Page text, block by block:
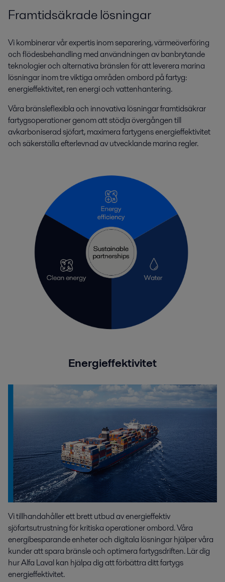
Framtidsäkrade lösningar
Vi kombinerar vår expertis inom separering, värmeöverföring
och flödesbehandling med användningen av banbrytande
teknologier och alternativa bränslen för att leverera marina
lösningar inom tre viktiga områden ombord på fartyg:
energieffektivitet, ren energi och vattenhantering.
Våra bränsleflexibla och innovativa lösningar framtidsäkrar
fartygsoperationer genom att stödja övergången till
avkarboniserad sjöfart, maximera fartygens energieffektivitet
och säkerställa efterlevnad av utvecklande marina regler.
Energieffektivitet
Vi tillhandahåller ett brett utbud av energieffektiv
sjöfartsutrustning för kritiska operationer ombord. Våra
energibesparande enheter och digitala lösningar hjälper våra
kunder att spara bränsle och optimera fartygsdriften. Lär dig
hur Alfa Laval kan hjälpa dig att förbättra ditt fartygs
energieffektivitet.